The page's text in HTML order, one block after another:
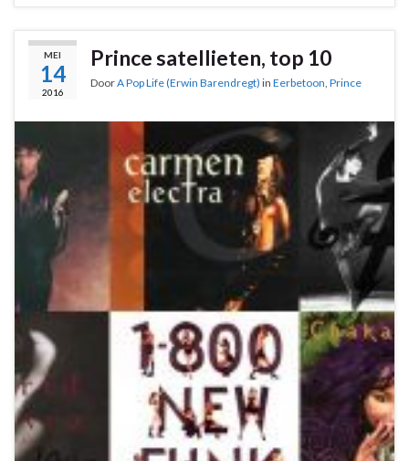
MEI
14
2016
Prince satellieten, top 10
DoorA Pop Life (Erwin Barendregt) in Eerbetoon, Prince